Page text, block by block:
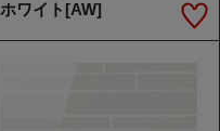
ホワイト[AW]